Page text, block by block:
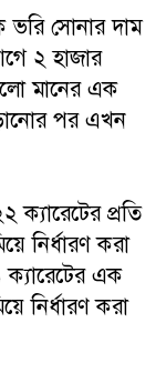
সোনার দাম
২ হাজার
মানের এক
পর এখন
ক্যারেটের প্রতি
নির্ধারণ করা
এক
নির্ধারণ করা